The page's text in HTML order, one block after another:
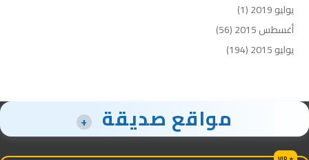
يوليو 2019
(1)
أغسطس 2015
(56)
يوليو 2015
(194)
مواقع صديقة +